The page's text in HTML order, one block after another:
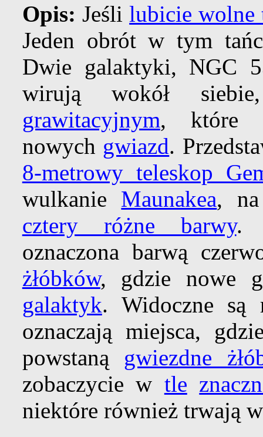
Opis: Jeślilubicie wolne
Jeden obrót w tym
Dwie galaktyki, NGC
wirują wokół
grawitacyjnym, które
nowych gwiazd.
8-metrowy teleskop
wulkanie Maunakea,
cztery różne barwy.
oznaczona barwą
żłóbków, gdzie nowe
galaktyk. Widoczne
oznaczają miejsca,
powstaną gwiezdne
zobaczycie w tle
niektóre również trwają